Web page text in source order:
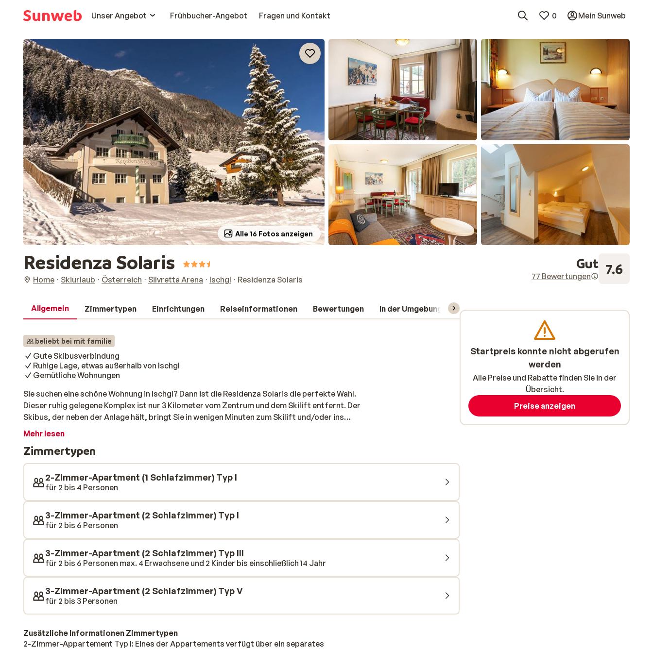
Unser Angebot
Frühbucher-Angebot Fragen und Kontakt 0 Mein Sunweb
Alle 16 Fotos anzeigen
Residenza Solaris
Home Skiurlaub Österreich Silvretta Arena Ischgl Residenza Solaris
Gut
77 Bewertungen 7.6
Allgemein Zimmertypen Einrichtungen Reiseinformationen Bewertungen In der Umgebung Skipass/Kurse/Material
beliebt bei mit familie
Gute Skibusverbindung
Ruhige Lage, etwas außerhalb von Ischgl
Gemütliche Wohnungen
Sie suchen eine schöne Wohnung in Ischgl? Dann ist die Residenza Solaris die perfekte Wahl.
Dieser ruhig gelegene Komplex ist nur 3 Kilometer vom Zentrum und dem Skilift entfernt. Der
Skibus, der neben der Anlage hält, bringt Sie in wenigen Minuten zum Skilift und/oder ins
Zentrum. Die Wohnungen sind geräumig und komfortabel eingerichtet und bieten alles, was Sie
Wohnzimmer mit Flachbildfernseher, ein oder mehrere Schlafzimmer und ein modernes Bad.
Mehr lesen
Zimmertypen
2-Zimmer-Apartment (1 Schlafzimmer) Typ I
für 2 bis 4 Personen
3-Zimmer-Apartment (2 Schlafzimmer) Typ I
für 2 bis 6 Personen
3-Zimmer-Apartment (2 Schlafzimmer) Typ III
für 2 bis 6 Personen max. 4 Erwachsene und 2 Kinder bis einschließlich 14 Jahr
3-Zimmer-Apartment (2 Schlafzimmer) Typ V
für 2 bis 3 Personen
Zusätzliche Informationen Zimmertypen
2-Zimmer-Appartement Typ I: Eines der Appartements verfügt über ein separates
Startpreis konnte nicht abgerufen
werden
Alle Preise und Rabatte finden Sie in der
Übersicht.
Preise anzeigen